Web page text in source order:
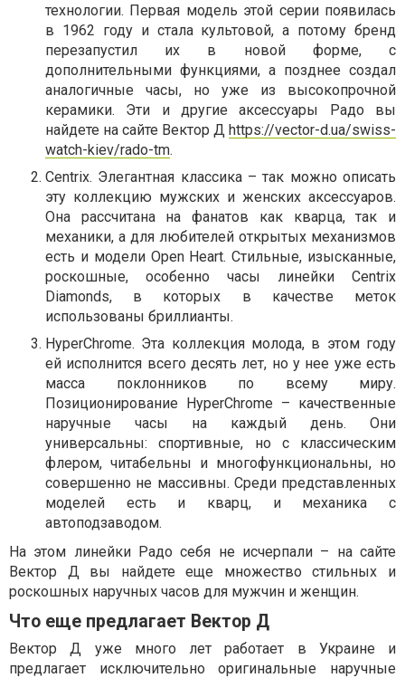
технологии. Первая модель этой серии появилась
в 1962 году и стала культовой, а потому бренд
перезапустил их в новой форме, с
дополнительными функциями, а позднее создал
аналогичные часы, но уже из высокопрочной
керамики. Эти и другие аксессуары Радо вы
найдете на сайте Вектор Д https://vector-d.ua/swiss-
watch-kiev/rado-tm.
Centrix. Элегантная классика – так можно описать
эту коллекцию мужских и женских аксессуаров.
Она рассчитана на фанатов как кварца, так и
механики, а для любителей открытых механизмов
есть и модели Open Heart. Стильные, изысканные,
роскошные, особенно часы линейки Centrix
Diamonds, в которых в качестве меток
использованы бриллианты.
HyperChrome. Эта коллекция молода, в этом году
ей исполнится всего десять лет, но у нее уже есть
масса поклонников по всему миру.
Позиционирование HyperChrome – качественные
наручные часы на каждый день. Они
универсальны: спортивные, но с классическим
флером, читабельны и многофункциональны, но
совершенно не массивны. Среди представленных
моделей есть и кварц, и механика с
автоподзаводом.
На этом линейки Радо себя не исчерпали – на сайте
Вектор Д вы найдете еще множество стильных и
роскошных наручных часов для мужчин и женщин.
Что еще предлагает Вектор Д
Вектор Д уже много лет работает в Украине и
предлагает исключительно оригинальные наручные